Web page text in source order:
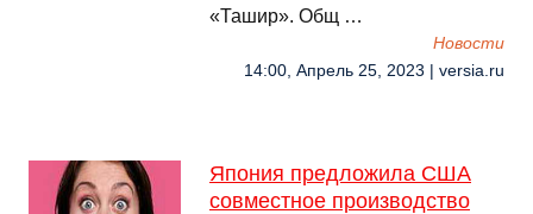
«Ташир». Общ …
Новости
14:00, Апрель 25, 2023 | versia.ru
Япония предложила США
совместное производство